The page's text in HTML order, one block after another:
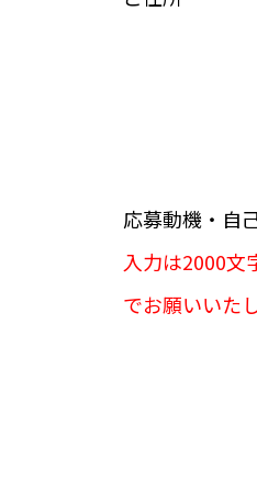
応募動機・自
入力は2000文
でお願いいた